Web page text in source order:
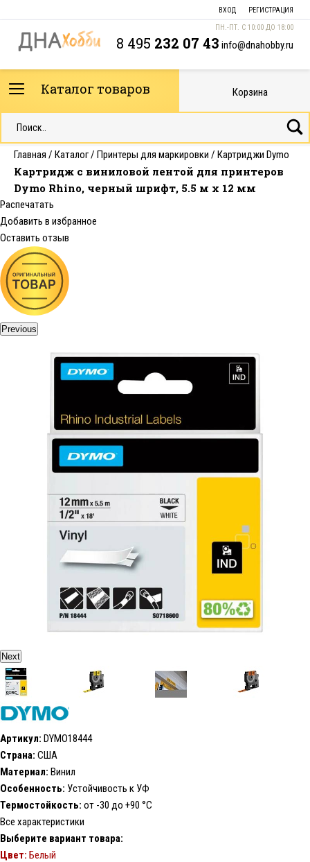
ВХОД РЕГИСТРАЦИЯ
ПН.-ПТ. С 10:00 ДО 18:00
8 495 232 07 43 info@dnahobby.ru
Каталог товаров Корзина
Главная / Каталог/ Принтеры для маркировки / Картриджи Dymo
Картридж c виниловой лентой для принтеров
Dymo Rhino, черный шрифт, 5.5 м x 12 мм
Распечатать
Добавить в избранное
Оставить отзыв
Previous
Next
Артикул: DYMO18444
Страна: США
Материал: Винил
Особенность: Устойчивость к УФ
Термостойкость: от -30 до +90 °С
Все характеристики
Выберите вариант товара:
Цвет: Белый